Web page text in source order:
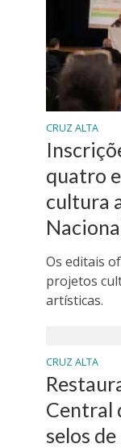
CRUZ ALTA
quatro
cultura
Os editais
projetos
artísticas.
CRUZ ALTA
Central
selos